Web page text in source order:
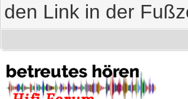
den Link in der